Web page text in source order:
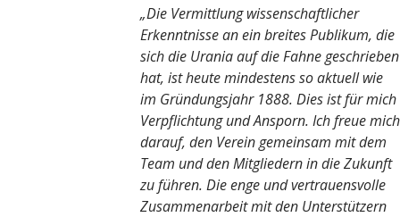
„Die Vermittlung wissenschaftlicher
Erkenntnisse an ein breites Publikum, die
sich die Urania auf die Fahne geschrieben
hat, ist heute mindestens so aktuell wie
im Gründungsjahr 1888. Dies ist für mich
Verpflichtung und Ansporn. Ich freue mich
darauf, den Verein gemeinsam mit dem
Team und den Mitgliedern in die Zukunft
zu führen. Die enge und vertrauensvolle
Zusammenarbeit mit den Unterstützern